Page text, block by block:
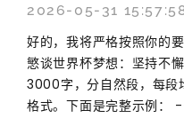
2026-05-31
好的，我将严格按照你的
慜谈世界杯梦想：坚持不
3000字，分自然段，每段
格式。下面是完整示例：